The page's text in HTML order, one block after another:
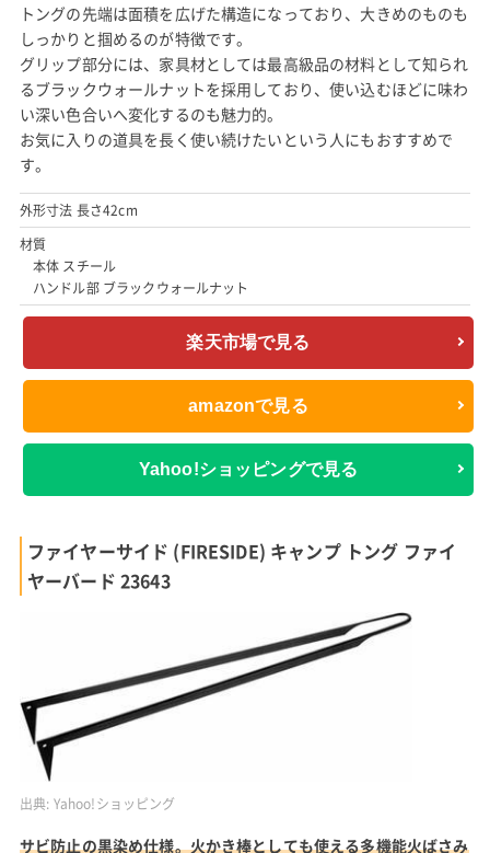
トングの先端は面積を広げた構造になっており、大きめのものも
しっかりと掴めるのが特徴です。
グリップ部分には、家具材としては最高級品の材料として知られ
るブラックウォールナットを採用しており、使い込むほどに味わ
い深い色合いへ変化するのも魅力的。
お気に入りの道具を長く使い続けたいという人にもおすすめで
す。
外形寸法 長さ42cm
材質
本体 スチール
ハンドル部 ブラックウォールナット
楽天市場で見る
amazonで見る
Yahoo!ショッピングで見る
ファイヤーサイド (FIRESIDE) キャンプ トング ファイ
ヤーバード 23643
出典: Yahoo!ショッピング
サビ防止の黒染め仕様。火かき棒としても使える多機能火ばさみ